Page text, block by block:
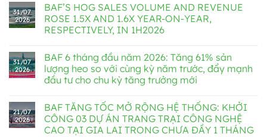
31/07
2026
BAF’S HOG SALES VOLUME AND REVENUE
ROSE 1.5X AND 1.6X YEAR-ON-YEAR,
RESPECTIVELY, IN 1H2026
31/07
2026
BAF 6 tháng đầu năm 2026: Tăng 61% sản
lượng heo so với cùng kỳ năm trước, đẩy mạnh
đầu tư cho chu kỳ tăng trưởng mới
21/07
2026
BAF TĂNG TỐC MỞ RỘNG HỆ THỐNG: KHỞI
CÔNG 03 DỰ ÁN TRANG TRẠI CÔNG NGHỆ
CAO TẠI GIA LAI TRONG CHƯA ĐẦY 1 THÁNG